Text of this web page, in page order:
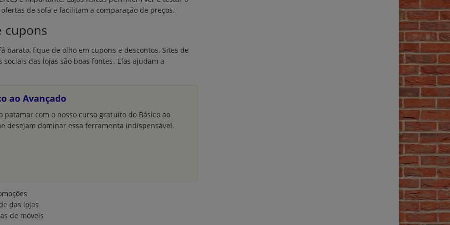
de sofá e facilitam a comparação de preços.
cupons
barato, fique de olho em cupons e descontos. Sites de
das lojas são boas fontes. Elas ajudam a
ao Avançado
patamar com o nosso curso gratuito do Básico ao
desejam dominar essa ferramenta indispensável.
das lojas
de móveis